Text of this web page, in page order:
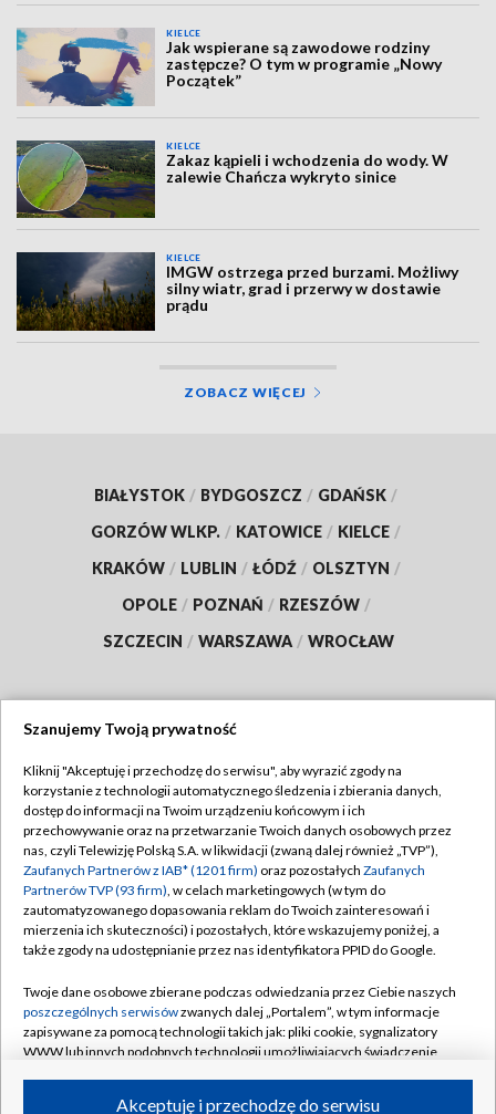
KIELCE
Jak wspierane są zawodowe rodziny
zastępcze? O tym w programie „Nowy
Początek”
KIELCE
Zakaz kąpieli i wchodzenia do wody. W
zalewie Chańcza wykryto sinice
KIELCE
IMGW ostrzega przed burzami. Możliwy
silny wiatr, grad i przerwy w dostawie
prądu
ZOBACZ WIĘCEJ
BIAŁYSTOK / BYDGOSZCZ / GDAŃSK /
GORZÓW WLKP. / KATOWICE / KIELCE /
KRAKÓW / LUBLIN / ŁÓDŹ / OLSZTYN /
OPOLE / POZNAŃ / RZESZÓW /
SZCZECIN / WARSZAWA / WROCŁAW
TVP
Abonament TVP
Emisja w TVP
Centrum informacji TVP
Naziemna Telewizja Cyfrowa
Rada Programowa
System NOS
Informacje o nadawcy
Regulamin TVP
Polityka prywatności
Moje zgody
Pomoc
Kontakt
Kanały
Szanujemy Twoją prywatność
Kliknij "Akceptuję i przechodzę do serwisu", aby wyrazić zgody na
korzystanie z technologii automatycznego śledzenia i zbierania danych,
dostęp do informacji na Twoim urządzeniu końcowym i ich
przechowywanie oraz na przetwarzanie Twoich danych osobowych przez
nas, czyli Telewizję Polską S.A. w likwidacji (zwaną dalej również „TVP”),
Zaufanych Partnerów z IAB* (1201 firm) oraz pozostałych Zaufanych
Partnerów TVP (93 firm), w celach marketingowych (w tym do
zautomatyzowanego dopasowania reklam do Twoich zainteresowań i
mierzenia ich skuteczności) i pozostałych, które wskazujemy poniżej, a
także zgody na udostępnianie przez nas identyfikatora PPID do Google.
Twoje dane osobowe zbierane podczas odwiedzania przez Ciebie naszych
poszczególnych serwisówzwanych dalej „Portalem”, w tym informacje
zapisywane za pomocą technologii takich jak: pliki cookie, sygnalizatory
WWW lub innych podobnych technologii umożliwiających świadczenie
Akceptuję i przechodzę do serwisu